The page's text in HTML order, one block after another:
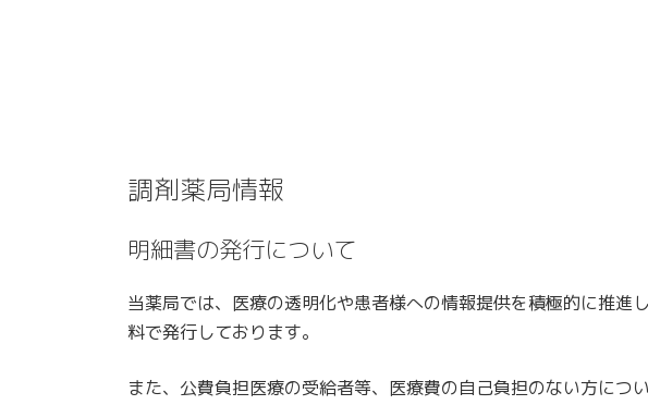
調剤薬局情報
明細書の発行について
当薬局では、医療の透明化や患者様への情報提供を積極的に推
料で発行しております。
また、公費負担医療の受給者等、医療費の自己負担のない方につ